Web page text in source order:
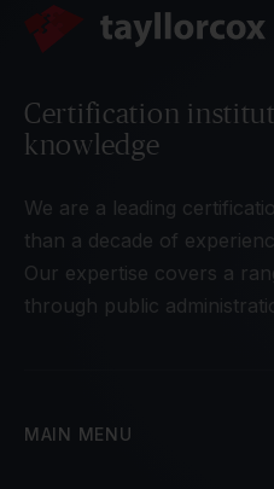
Certification
knowledge
We are a leading
than a decade of
Our expertise covers a
through public
MAIN MENU